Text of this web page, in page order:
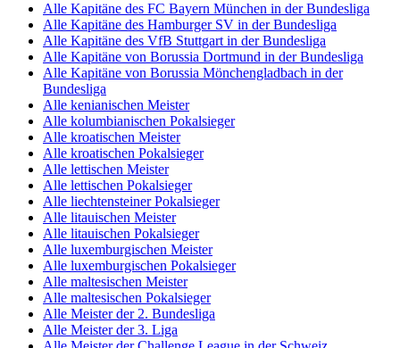
Alle Kapitäne des FC Bayern München in der Bundesliga
Alle Kapitäne des Hamburger SV in der Bundesliga
Alle Kapitäne des VfB Stuttgart in der Bundesliga
Alle Kapitäne von Borussia Dortmund in der Bundesliga
Alle Kapitäne von Borussia Mönchengladbach in der
Bundesliga
Alle kenianischen Meister
Alle kolumbianischen Pokalsieger
Alle kroatischen Meister
Alle kroatischen Pokalsieger
Alle lettischen Meister
Alle lettischen Pokalsieger
Alle liechtensteiner Pokalsieger
Alle litauischen Meister
Alle litauischen Pokalsieger
Alle luxemburgischen Meister
Alle luxemburgischen Pokalsieger
Alle maltesischen Meister
Alle maltesischen Pokalsieger
Alle Meister der 2. Bundesliga
Alle Meister der 3. Liga